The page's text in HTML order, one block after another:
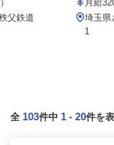
父鉄道
月給
埼玉県
1
全 103件中 1 - 20件を